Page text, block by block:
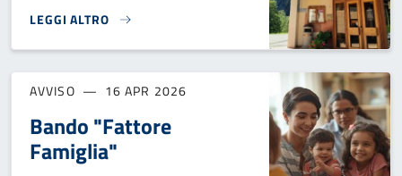
LEGGI ALTRO
CONVOCAZIONE DEL CONSIGLIO COMUNALE IL GIORNO 28
AVVISO 16 APR 2026
Bando "Fattore
Famiglia"